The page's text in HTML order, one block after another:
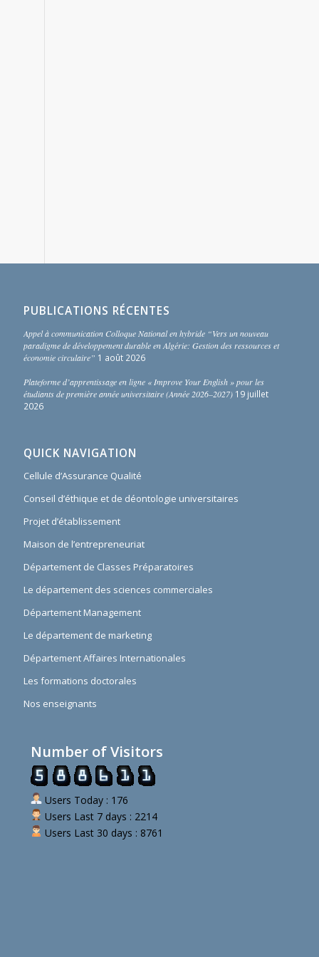
PUBLICATIONS RÉCENTES
Appel à communication Colloque National en hybride “Vers un nouveau
paradigme de développement durable en Algérie: Gestion des ressources et
économie circulaire” 1 août 2026
Plateforme d’apprentissage en ligne « Improve Your English » pour les
étudiants de première année universitaire (Année 2026–2027) 19 juillet
2026
QUICK NAVIGATION
Cellule d’Assurance Qualité
Conseil d’éthique et de déontologie universitaires
Projet d’établissement
Maison de l’entrepreneuriat
Département de Classes Préparatoires
Le département des sciences commerciales
Département Management
Le département de marketing
Département Affaires Internationales
Les formations doctorales
Nos enseignants
Number of Visitors
Users Today : 176
Users Last 7 days : 2214
Users Last 30 days : 8761